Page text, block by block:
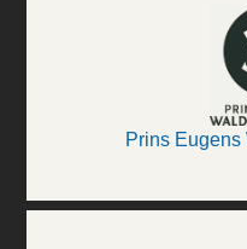
Prins Eugens